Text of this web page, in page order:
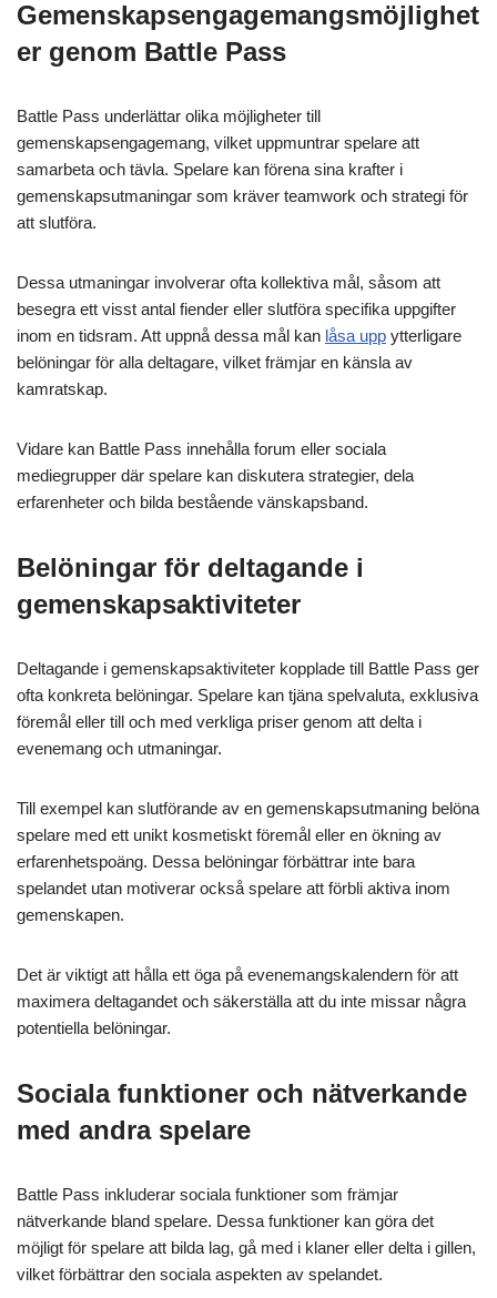
Gemenskapsengagemangsmöjlighet
er genom Battle Pass
Battle Pass underlättar olika möjligheter till
gemenskapsengagemang, vilket uppmuntrar spelare att
samarbeta och tävla. Spelare kan förena sina krafter i
gemenskapsutmaningar som kräver teamwork och strategi för
att slutföra.
Dessa utmaningar involverar ofta kollektiva mål, såsom att
besegra ett visst antal fiender eller slutföra specifika uppgifter
inom en tidsram. Att uppnå dessa mål kan låsa upp ytterligare
belöningar för alla deltagare, vilket främjar en känsla av
kamratskap.
Vidare kan Battle Pass innehålla forum eller sociala
mediegrupper där spelare kan diskutera strategier, dela
erfarenheter och bilda bestående vänskapsband.
Belöningar för deltagande i
gemenskapsaktiviteter
Deltagande i gemenskapsaktiviteter kopplade till Battle Pass ger
ofta konkreta belöningar. Spelare kan tjäna spelvaluta, exklusiva
föremål eller till och med verkliga priser genom att delta i
evenemang och utmaningar.
Till exempel kan slutförande av en gemenskapsutmaning belöna
spelare med ett unikt kosmetiskt föremål eller en ökning av
erfarenhetspoäng. Dessa belöningar förbättrar inte bara
spelandet utan motiverar också spelare att förbli aktiva inom
gemenskapen.
Det är viktigt att hålla ett öga på evenemangskalendern för att
maximera deltagandet och säkerställa att du inte missar några
potentiella belöningar.
Sociala funktioner och nätverkande
med andra spelare
Battle Pass inkluderar sociala funktioner som främjar
nätverkande bland spelare. Dessa funktioner kan göra det
möjligt för spelare att bilda lag, gå med i klaner eller delta i gillen,
vilket förbättrar den sociala aspekten av spelandet.